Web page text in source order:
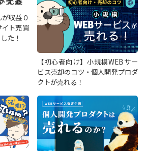
が収益０
ト売買
た！
【初心者向け】小規模WEBサー
ビス売却のコツ・個人開発プロダ
クトが売れる！